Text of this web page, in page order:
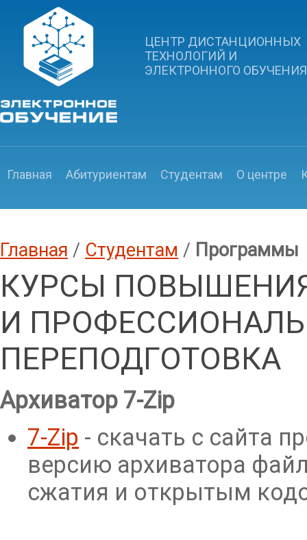
ЦЕНТР ДИСТАНЦИОННЫХ
ТЕХНОЛОГИЙ И
ЭЛЕКТРОННОГО ОБУЧЕНИЯ
Главная Абитуриентам Студентам О центре
Главная / Студентам / Программы
КУРСЫ
И
ПЕРЕПОДГОТОВКА
Архиватор 7-Zip
7-Zip - cкачать с сайта
версию архиватора
сжатия и открытым